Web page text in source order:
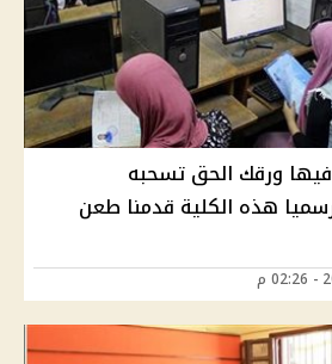
ورقك الحق تسحبه
رسميا هذه الكلية قدمنا طعن